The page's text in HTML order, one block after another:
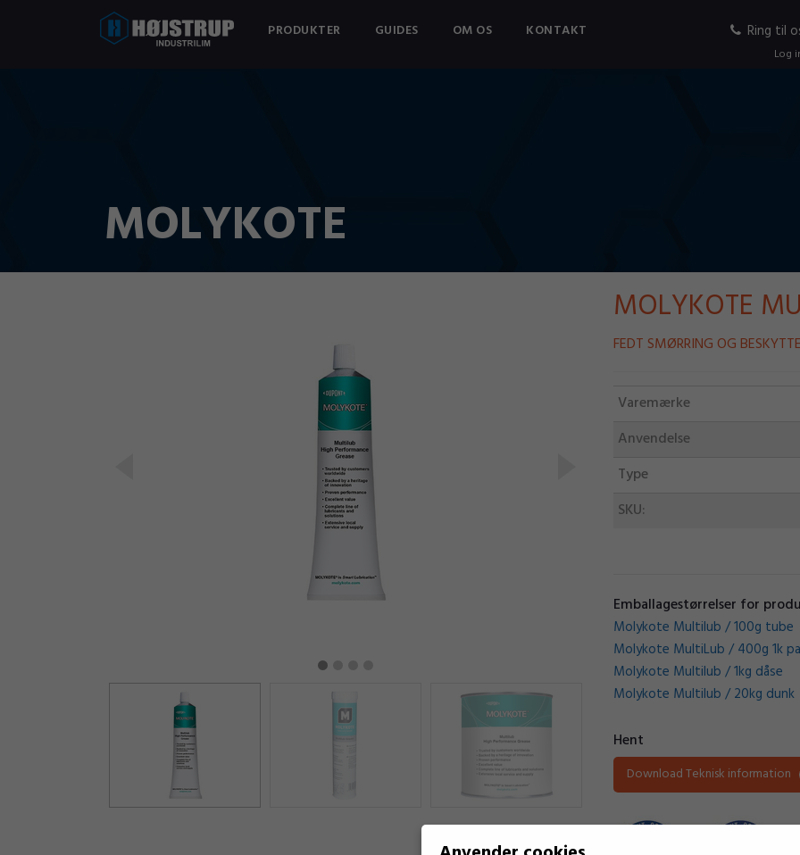
PRODUKTER GUIDES OM OS KONTAKT Ring til
Log
MOLYKOTE
MOLYKOTE
FEDT SMØRRING OG
Varemærke
Anvendelse
Type
SKU:
Emballagestørrelser for
Molykote Multilub / 100g tube
Molykote MultiLub / 400g 1k
Molykote Multilub / 1kg dåse
Molykote Multilub / 20kg dunk
Hent
Download Teknisk information